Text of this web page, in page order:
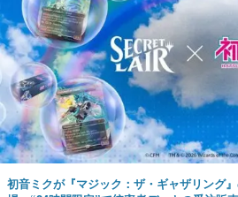
初音ミクが『マジック：ザ・ギャザリング